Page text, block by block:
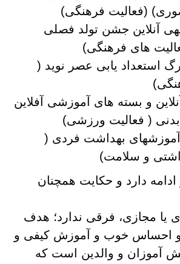
(فعالیت فرهنگی)
آنلاین جشن تولد فصلی
های فرهنگی)
استعداد یابی عصر نوید (
و بسته های آموزشی آفلاین
( فعالیت ورزشی)
آموزشهای بهداشت فردی (
و سلامت)
ادامه دارد و حکایت همچنان
یا مجازی، فرقی ندارد؛ هدف
و احساس خوب و آموزش کیفی و
آموزان و والدین است که